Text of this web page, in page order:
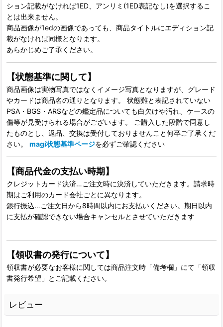
ション記載がなければ1ED、アンリミ(1ED表記なし)を選択するこ
とは出来ません。
商品画像が1edの画像であっても、商品タイトルにエディション記
載がなければ同様となります。
あらかじめご了承ください。
【状態基準に関して】
商品画像は実物写真ではなくイメージ写真となりますが、グレード
やカードは商品名の通りとなります。 状態難と表記されていない
PSA・BGS・ARSなどの鑑定品についても白欠けや汚れ、ケースの
傷等が見受けられる場合がございます。 ご購入した段階で同意し
たものとし、返品、交換は受付しておりませんこと何卒ご了承くだ
さい。 magi状態基準ページを必ずご確認ください
【商品代金の支払い時期】
クレジットカード決済…ご注文時に決済していただきます。請求時
期はご利用のカード会社ごとに異なります。
銀行振込…ご注文日から8時間以内にお支払いください。期日以内
に支払が確認できない場合キャンセルとさせていただきます
【領収書の発行について】
領収書が必要なお客様に関しては商品注文時「備考欄」にて「領収
書発行希望」とご記載ください。
レビュー